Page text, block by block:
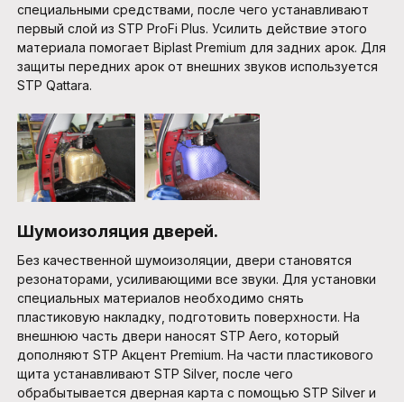
специальными средствами, после чего устанавливают
первый слой из STP ProFi Plus. Усилить действие этого
материала помогает Biplast Premium для задних арок. Для
защиты передних арок от внешних звуков используется
STP Qattara.
Шумоизоляция дверей.
Без качественной шумоизоляции, двери становятся
резонаторами, усиливающими все звуки. Для установки
специальных материалов необходимо снять
пластиковую накладку, подготовить поверхности. На
внешнюю часть двери наносят STP Aero, который
дополняют STP Акцент Premium. На части пластикового
щита устанавливают STP Silver, после чего
обрабытывается дверная карта с помощью STP Silver и